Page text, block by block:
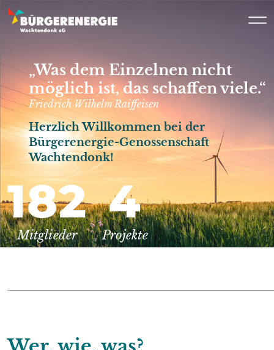
„Was dem Einzelnen nicht
möglich ist,das schaffen viele.“
Friedrich Wilhelm Raiffeisen
Herzlich Willkommen bei der
Bürgerenergie-Genossenschaft
Wachtendonk!
182
Mitglieder
4
Projekte